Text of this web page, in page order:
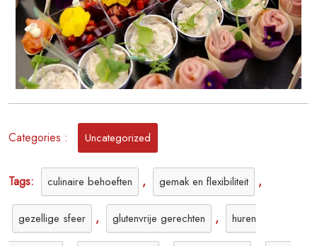
Categories : Uncategorized
Tags: culinaire behoeften , gemak en flexibiliteit ,
gezellige sfeer , glutenvrije gerechten , huren